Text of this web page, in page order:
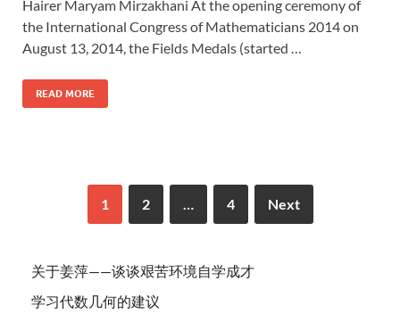
Hairer Maryam Mirzakhani At the opening ceremony of
the International Congress of Mathematicians 2014 on
August 13, 2014, the Fields Medals (started …
READ MORE
1 2 … 4 Next
关于姜萍——谈谈艰苦环境自学成才
学习代数几何的建议